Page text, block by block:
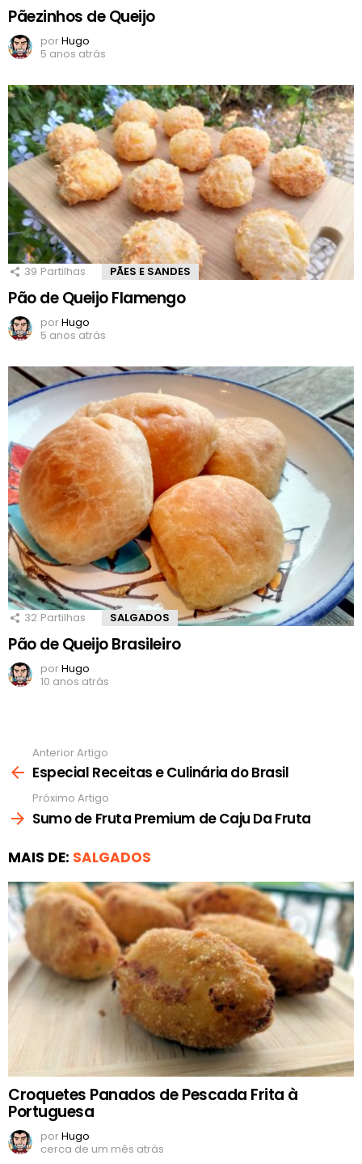
Pãezinhos de Queijo
porHugo
5 anos atrás
39 Partilhas PÃES E SANDES
Pão de Queijo Flamengo
porHugo
5 anos atrás
32 Partilhas SALGADOS
Pão de Queijo Brasileiro
porHugo
10 anos atrás
mais
Anterior Artigo
Especial Receitas e Culinária do Brasil
Próximo Artigo
Sumo de Fruta Premium de Caju Da Fruta
MAIS DE: SALGADOS
Croquetes Panados de Pescada Frita à
Portuguesa
porHugo
cerca de um mês atrás